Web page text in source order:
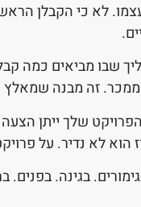
לא כי הקבלן
שבו מביאים כמה
זה מבנה שמאלץ
בגינה. בפנים.